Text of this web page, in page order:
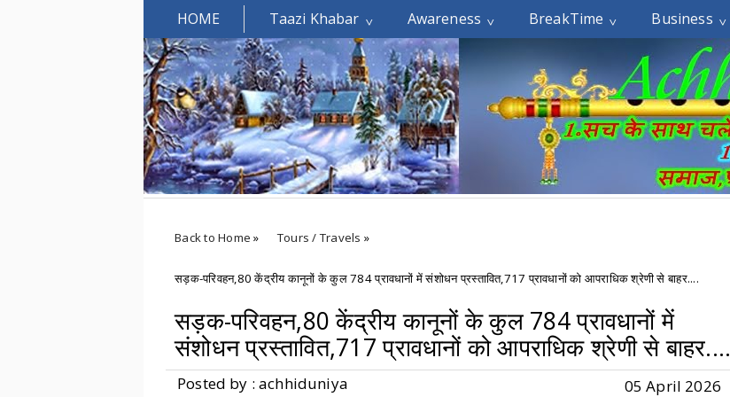
HOME Taazi Khabar Awareness BreakTime Business
Welcomes You.....
Back to Home » Tours / Travels »
सड़क-परिवहन,80 केंद्रीय कानूनों के कुल 784 प्रावधानों में संशोधन प्रस्तावित,717 प्रावधानों को आपराधिक श्रेणी से बाहर....
सड़क-परिवहन,80 केंद्रीय कानूनों के कुल 784 प्रावधानों में
संशोधन प्रस्तावित,717 प्रावधानों को आपराधिक श्रेणी से बाहर....
Posted by : achhiduniya 05 April 2026